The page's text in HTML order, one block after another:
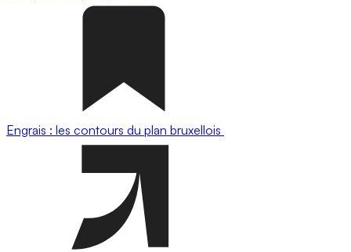
Engrais : les contours du plan bruxellois